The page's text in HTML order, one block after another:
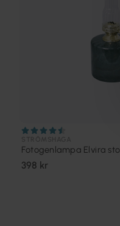
Fotogenlampa Elvira
398 kr